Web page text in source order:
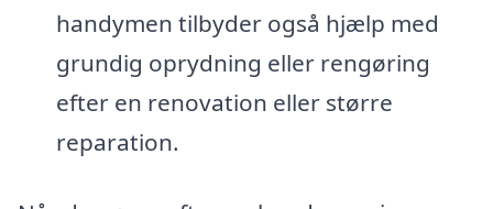
handymen tilbyder også hjælp med
grundig oprydning eller rengøring
efter en renovation eller større
reparation.